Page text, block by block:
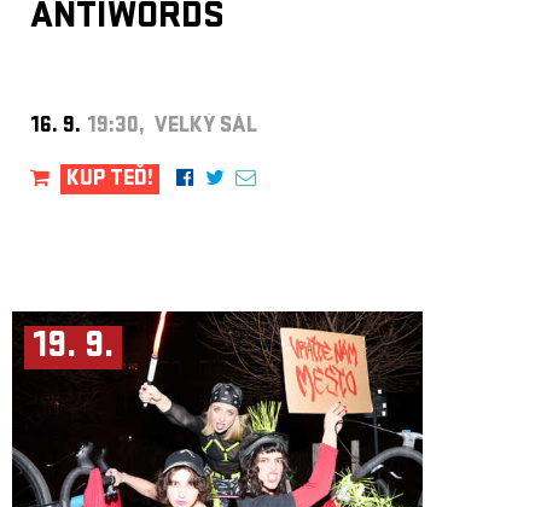
ANTIWORDS
16. 9. 19:30, VELKÝ SÁL
KUP TEĎ!
19. 9.